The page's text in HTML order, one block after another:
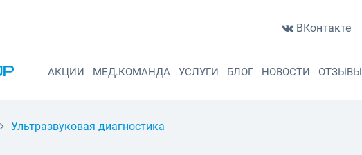
ВКонтакте
АКЦИИ МЕД.КОМАНДА УСЛУГИ БЛОГ НОВОСТИ ОТЗЫВЫ
Ультразвуковая диагностика